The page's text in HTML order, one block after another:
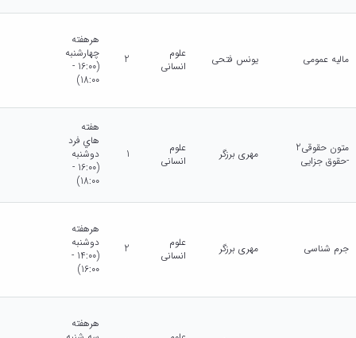
مالیه عمومی یونس فتحی
علوم
انسانی
2
هرهفته
چهارشنبه
(16:00 -
18:00)
متون حقوقی2
-حقوق جزایی
مهری برزگر
علوم
انسانی
1
هفته
هاي فرد
دوشنبه
(16:00 -
18:00)
جرم شناسی مهری برزگر
علوم
انسانی
2
هرهفته
دوشنبه
(14:00 -
16:00)
هرهفته